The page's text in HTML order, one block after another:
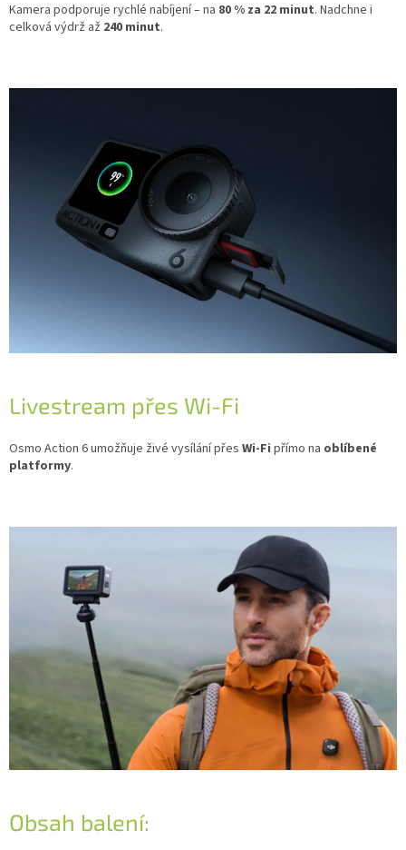
Kamera podporuje rychlé nabíjení – na 80 % za 22 minut. Nadchne i
celková výdrž až 240 minut.
Livestream přes Wi-Fi
Osmo Action 6 umožňuje živé vysílání přes Wi-Fi přímo na oblíbené
platformy.
Obsah balení: